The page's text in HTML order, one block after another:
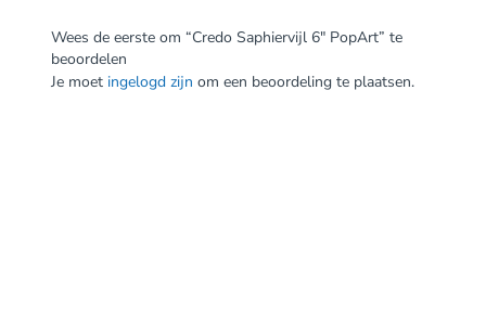
Wees de eerste om “Credo Saphiervijl 6″ PopArt” te
beoordelen
Je moet ingelogd zijn om een beoordeling te plaatsen.